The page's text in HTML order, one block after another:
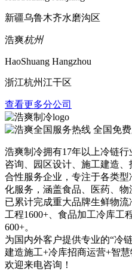
新疆乌鲁木齐水磨沟区
浩爽杭州
HaoShuang Hangzhou
浙江杭州江干区
查看更多分公司
全国免费
浩爽制冷拥有17年以上冷链
咨询、园区设计、施工建造
合性服务企业，专注于各类
化服务，涵盖食品、医药、物
已累计完成重大品牌生鲜物
工程1600+、食品加工冷库工
600+。
为国内外客户提供专业的“冷
建造施工+冷库招商运营+智
欢迎来电咨询！